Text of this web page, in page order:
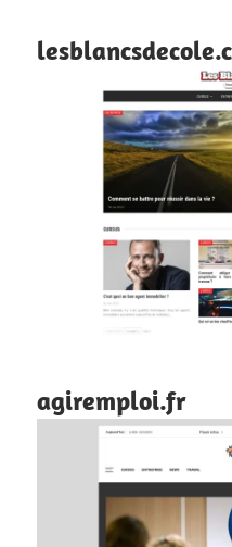
agiremploi.fr